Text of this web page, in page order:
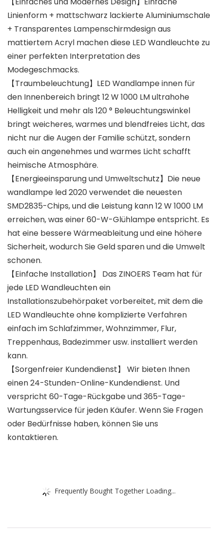
Linienform + mattschwarz lackierte Aluminiumschale
+ Transparentes Lampenschirmdesign aus
mattiertem Acryl machen diese LED Wandleuchte zu
einer perfekten Interpretation des
Modegeschmacks.
【Traumbeleuchtung】LED Wandlampe innen für
den Innenbereich bringt 12 W 1000 LM ultrahohe
Helligkeit und mehr als 120 ° Beleuchtungswinkel
bringt weicheres, warmes und blendfreies Licht, das
nicht nur die Augen der Familie schützt, sondern
auch ein angenehmes und warmes Licht schafft
heimische Atmosphäre.
【Energieeinsparung und Umweltschutz】Die neue
wandlampe led 2020 verwendet die neuesten
SMD2835-Chips, und die Leistung kann 12 W 1000 LM
erreichen, was einer 60-W-Glühlampe entspricht. Es
hat eine bessere Wärmeableitung und eine höhere
Sicherheit, wodurch Sie Geld sparen und die Umwelt
schonen.
【Einfache Installation】 Das ZINOERS Team hat für
jede LED Wandleuchten ein
Installationszubehörpaket vorbereitet, mit dem die
LED Wandleuchte ohne komplizierte Verfahren
einfach im Schlafzimmer, Wohnzimmer, Flur,
Treppenhaus, Badezimmer usw. installiert werden
kann.
【Sorgenfreier Kundendienst】 Wir bieten Ihnen
einen 24-Stunden-Online-Kundendienst. Und
verspricht 60-Tage-Rückgabe und 365-Tage-
Wartungsservice für jeden Käufer. Wenn Sie Fragen
oder Bedürfnisse haben, können Sie uns
kontaktieren.
Frequently Bought Together Loading...